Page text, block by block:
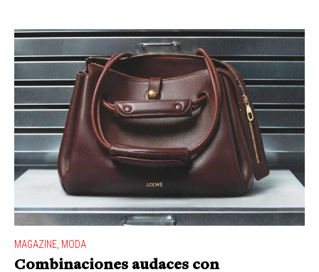
MAGAZINE, MODA
Combinaciones audaces con